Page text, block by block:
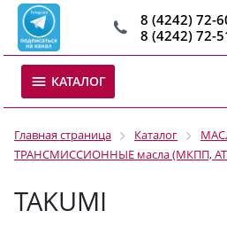
8 (4242) 72-
8 (4242) 72-
КАТАЛОГ
Главная страница Каталог
ТРАНСМИССИОННЫЕ масла (МКПП,
TAKUMI